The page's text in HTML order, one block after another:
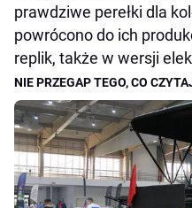
prawdziwe perełki dla
powrócono do ich
replik, także w wersji